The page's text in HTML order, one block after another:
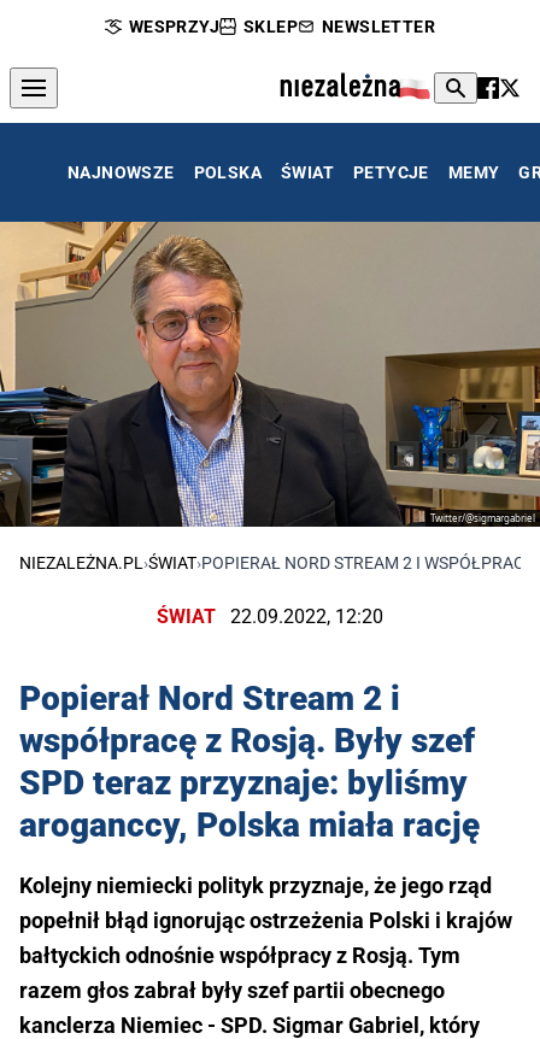
WESPRZYJ SKLEP NEWSLETTER
NAJNOWSZE POLSKA ŚWIAT PETYCJE MEMY
Twitter/@sigmargabriel
NIEZALEŻNA.PL›ŚWIAT›POPIERAŁ NORD STREAM 2 I
ŚWIAT 22.09.2022, 12:20
Popierał Nord Stream 2 i
współpracę z Rosją. Były szef
SPD teraz przyznaje: byliśmy
aroganccy, Polska miała rację
Kolejny niemiecki polityk przyznaje, że jego rząd
popełnił błąd ignorując ostrzeżenia Polski i krajów
bałtyckich odnośnie współpracy z Rosją. Tym
razem głos zabrał były szef partii obecnego
kanclerza Niemiec - SPD. Sigmar Gabriel, który